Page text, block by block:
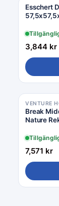
Esschert
3,844 kr
VENTURE
Break
Nature
7,571 kr